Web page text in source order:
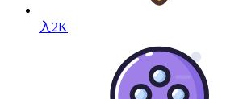
入2K